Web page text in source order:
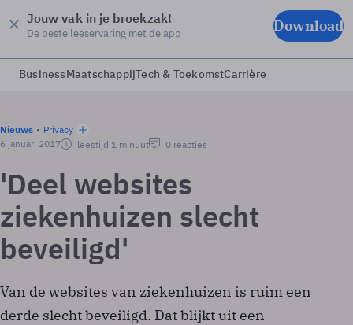
Jouw vak in je broekzak!
De beste leeservaring met de app Download
BusinessMaatschappijTech & ToekomstCarrière
Nieuws
Privacy
6 januari 2017
leestijd 1 minuut 0 reacties
'Deel websites
ziekenhuizen slecht
beveiligd'
Van de websites van ziekenhuizen is ruim een
derde slecht beveiligd. Dat blijkt uit een